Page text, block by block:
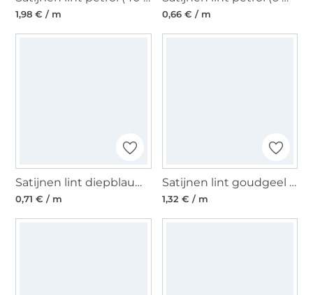
1,98 € / m 0,66 € / m
Satijnen lint diepblauw (10 mm)
0,71 € / m
Satijnen lint goudgeel (25 mm)
1,32 € / m